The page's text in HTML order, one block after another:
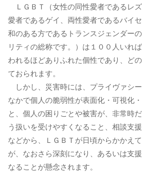
ＬＧＢＴ（女性の同性愛者であるレ
愛者であるゲイ、両性愛者であるバイ
和のある方であるトランスジェンダー
リティの総称です。）は１００人いれ
われるほどありふれた個性であり、ど
ておられます。
しかし、災害時には、プライヴァシ
なかで個人の脆弱性が表面化・可視化
と、個人の困りごとや被害が、非常時
う扱いを受けやすくなること、相談支
などから、ＬＧＢＴが日頃からかかえ
が、なおさら深刻になり、あるいは支
なることが懸念されます。